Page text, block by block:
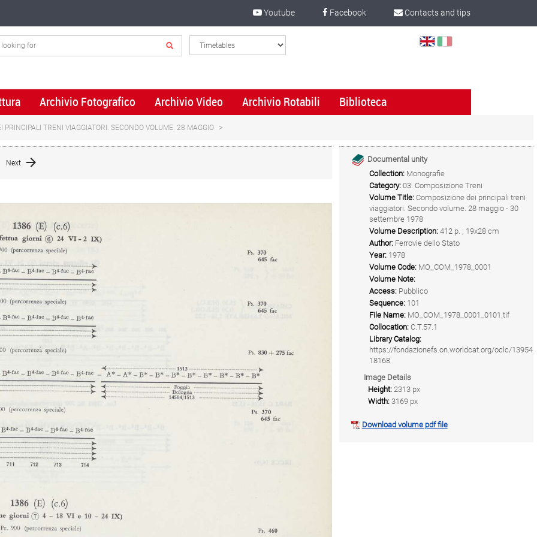
Contacts and tips
Facebook
Youtube
Select
Archivio Fotografico Archivio Video Archivio Rotabili Biblioteca
PRINCIPALI TRENI VIAGGIATORI. SECONDO VOLUME. 28 MAGGIO
Next
Documental unity
Collection: Monografie
Category: 03. Composizione Treni
Volume Title: Composizione dei principali treni
viaggiatori. Secondo volume. 28 maggio - 30
settembre 1978
Volume Description: 412 p. ; 19x28 cm
Author: Ferrovie dello Stato
Year: 1978
Volume Code: MO_COM_1978_0001
Volume Note:
Access: Pubblico
Sequence: 101
File Name: MO_COM_1978_0001_0101.tif
Collocation: C.T.57.1
Library Catalog:
https://fondazionefs.on.worldcat.org/oclc/13954
18168
Image Details
Height: 2313 px
Width: 3169 px
Download volume pdf file